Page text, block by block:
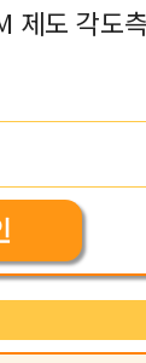
제도 각도